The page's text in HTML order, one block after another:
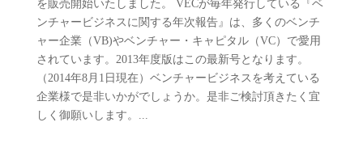
を販売開始いたしました。 VECが毎年発行している『ベ
ンチャービジネスに関する年次報告』は、多くのベンチ
ャー企業（VB)やベンチャー・キャピタル（VC）で愛用
されています。2013年度版はこの最新号となります。
（2014年8月1日現在）ベンチャービジネスを考えている
企業様で是非いかがでしょうか。是非ご検討頂きたく宜
しく御願いします。...